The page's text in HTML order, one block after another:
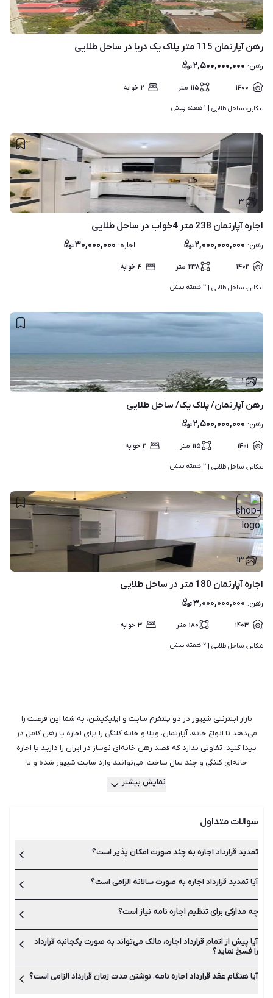
۱
رهن آپارتمان 115 متر پلاک یک دریا در ساحل طلایی
رهن: ۲,۵۰۰,۰۰۰,۰۰۰
۱۴۰۰ ۱۱۵ متر ۲ خوابه
تنکابن، ساحل طلایی | ۱ هفته پیش
۳
اجاره آپارتمان 238 متر 4خواب در ساحل طلایی
رهن: ۲,۰۰۰,۰۰۰,۰۰۰ اجاره: ۳۰,۰۰۰,۰۰۰
۱۴۰۲ ۲۳۸ متر ۴ خوابه
تنکابن، ساحل طلایی | ۲ هفته پیش
۱
رهن آپارتمان/ پلاک یک/ ساحل طلایی
رهن: ۲,۵۰۰,۰۰۰,۰۰۰
۱۴۰۱ ۱۱۵ متر ۲ خوابه
تنکابن، ساحل طلایی | ۲ هفته پیش
۱۳
اجاره آپارتمان 180 متر در ساحل طلایی
رهن: ۳,۰۰۰,۰۰۰,۰۰۰
۱۴۰۳ ۱۸۰ متر ۳ خوابه
تنکابن، ساحل طلایی | ۲ هفته پیش
بازار اینترنتی شیپور در دو پلتفرم سایت و اپلیکیشن، به شما این فرصت را
می‌دهد تا انواع خانه، آپارتمان، ویلا و خانه کلنگی را برای اجاره یا رهن کامل در
پیدا کنید. تفاوتی ندارد که قصد رهن خانه‌ای نوساز در ایران را دارید یا اجاره
خانه‌ای کلنگی و چند سال ساخت، می‌توانید وارد سایت شیپور شده و با
جست‌وجو میان هزاران آگهی فعال، مناسب‌ترین ملک را برای خود بیابید.
اجاره را به شما معرفی کنند. شیپور با سال‌ها تجربه در امور رهن و اجاره خانه و
همراهی مطمئن در کنار شما باشد.
نمایش بیشتر
سوالات متداول
تمدید قرارداد اجاره به چند صورت امکان پذیر است؟
تمدید قرارداد اجاره یا همان اجاره نامه به دو صورت تمدید دستی
آیا تمدید قرارداد اجاره به صورت سالانه الزامی است؟
بله تمدید قرارداد اجاره نامه باید در پایان زمان آن انجام شود. بهتر
ثبت و تمدید شوند.
چه مدارکی برای تنظیم اجاره نامه نیاز است؟
به اصل شناسنامه و کارت ملی طرفین، اصل قرارداد اجاره نامه و اصل
سند ملکی مالک نیاز است.
آیا پیش از اتمام قرارداد اجاره، مالک می‌تواند به صورت یکجانبه قرارداد
را فسخ نماید؟
خیر این کار امکان پذیر نیست مگر پس از ارائه دلیل قانع کننده.
آیا هنگام عقد قرارداد اجاره نامه، نوشتن مدت زمان قرارداد الزامی است؟